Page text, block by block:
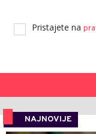
Pristajete na
NAJNOVIJE